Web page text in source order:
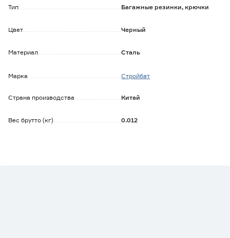
Тип Багажные резинки, крючки
Цвет Черный
Материал Сталь
Марка Стройбат
Страна производства Китай
Вес брутто (кг) 0.012